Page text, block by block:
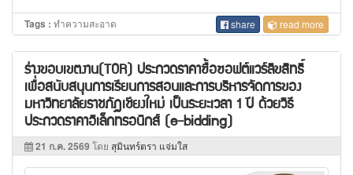
Tags : ทำความสะอาด share read more
ร่างขอบเขตงาน(TOR) ประกวดราคาซื้อซอฟต์แวร์ลิขสิทธิ์
เพื่อสนับสนุนการเรียนการสอนและการบริหารจัดการของ
มหาวิทยาลัยราชภัฏเชียงใหม่ เป็นระยะเวลา 1 ปี ด้วยวิธี
ประกวดราคาอิเล็กทรอนิกส์ (e-bidding)
21 ก.ค. 2569 โดย สุมินทร์ตรา แจ่มใส